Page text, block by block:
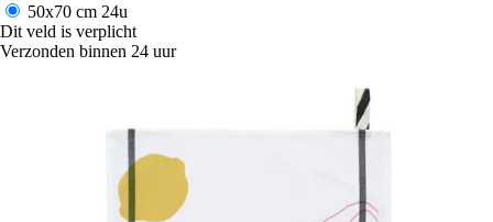
50x70 cm 24u
Dit veld is verplicht
Verzonden binnen 24 uur